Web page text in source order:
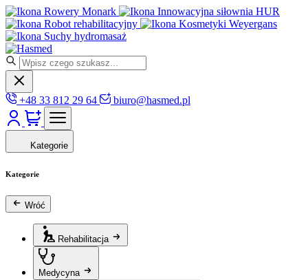
Rowery Monark
Innowacyjna siłownia HUR
Robot rehabilitacyjny
Kosmetyki Weyergans
Suchy hydromasaż
+48 33 812 29 64 biuro@hasmed.pl
Kategorie
Kategorie
Wróć
Rehabilitacja
Medycyna